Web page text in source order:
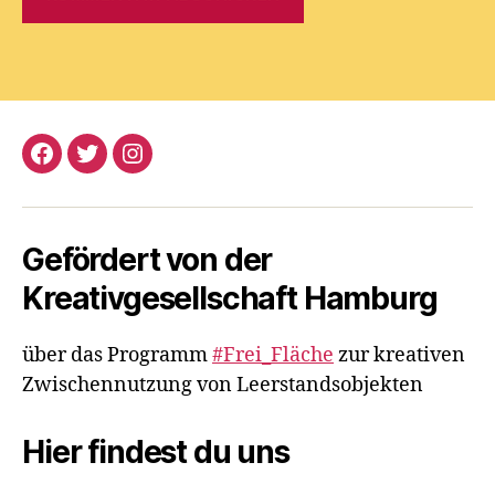
Facebook
TwitterInstagram
Gefördert von der
Kreativgesellschaft Hamburg
über das Programm#Frei_Fläche zur kreativen
Zwischennutzung von Leerstandsobjekten
Hier findest du uns